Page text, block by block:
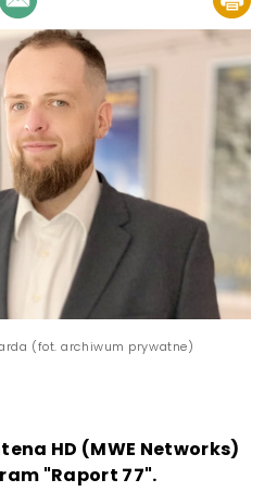
(fot. archiwum prywatne)
HD (MWE Networks)
"Raport 77".